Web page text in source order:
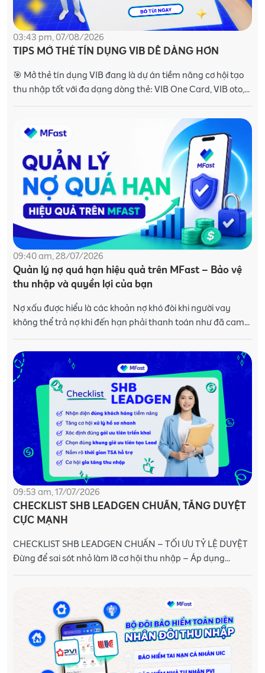
03:43 pm, 07/08/2026
TIPS MỞ THẺ TÍN DỤNG VIB DỄ DÀNG HƠN
🎯 Mở thẻ tín dụng VIB đang là dự án tiềm năng cơ hội tạo
thu nhập tốt với đa dạng dòng thẻ: VIB One Card, VIB oto,
VIB Max 👉 Muốn tăng tỷ lệ thẻ tín
09:40 am, 28/07/2026
Quản lý nợ quá hạn hiệu quả trên MFast – Bảo vệ
thu nhập và quyền lợi của bạn
Nợ xấu được hiểu là các khoản nợ khó đòi khi người vay
không thể trả nợ khi đến hạn phải thanh toán như đã cam
09:53 am, 17/07/2026
CHECKLIST SHB LEADGEN CHUẨN, TĂNG DUYỆT
CỰC MẠNH
CHECKLIST SHB LEADGEN CHUẨN – TỐI ƯU TỶ LỆ DUYỆT
Đừng để sai sót nhỏ làm lỡ cơ hội thu nhập – Áp dụng
Checklist ngay! Chúc các bạn thành